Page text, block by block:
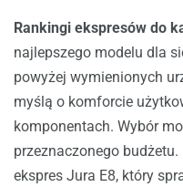
Rankingi ekspresów do
najlepszego modelu dla
powyżej wymienionych
myślą o komforcie
komponentach. Wybór
przeznaczonego
ekspres Jura E8, który